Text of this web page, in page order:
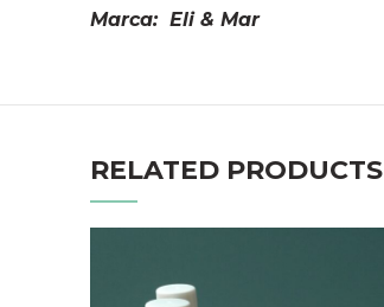
Marca: Eli & Mar
RELATED PRODUCTS